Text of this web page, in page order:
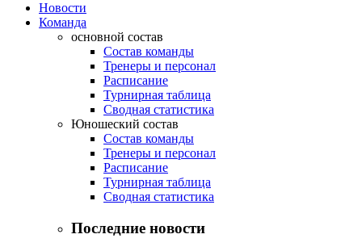
Новости
Команда
основной состав
Состав команды
Тренеры и персонал
Расписание
Турнирная таблица
Сводная статистика
Юношеский состав
Состав команды
Тренеры и персонал
Расписание
Турнирная таблица
Сводная статистика
Последние новости